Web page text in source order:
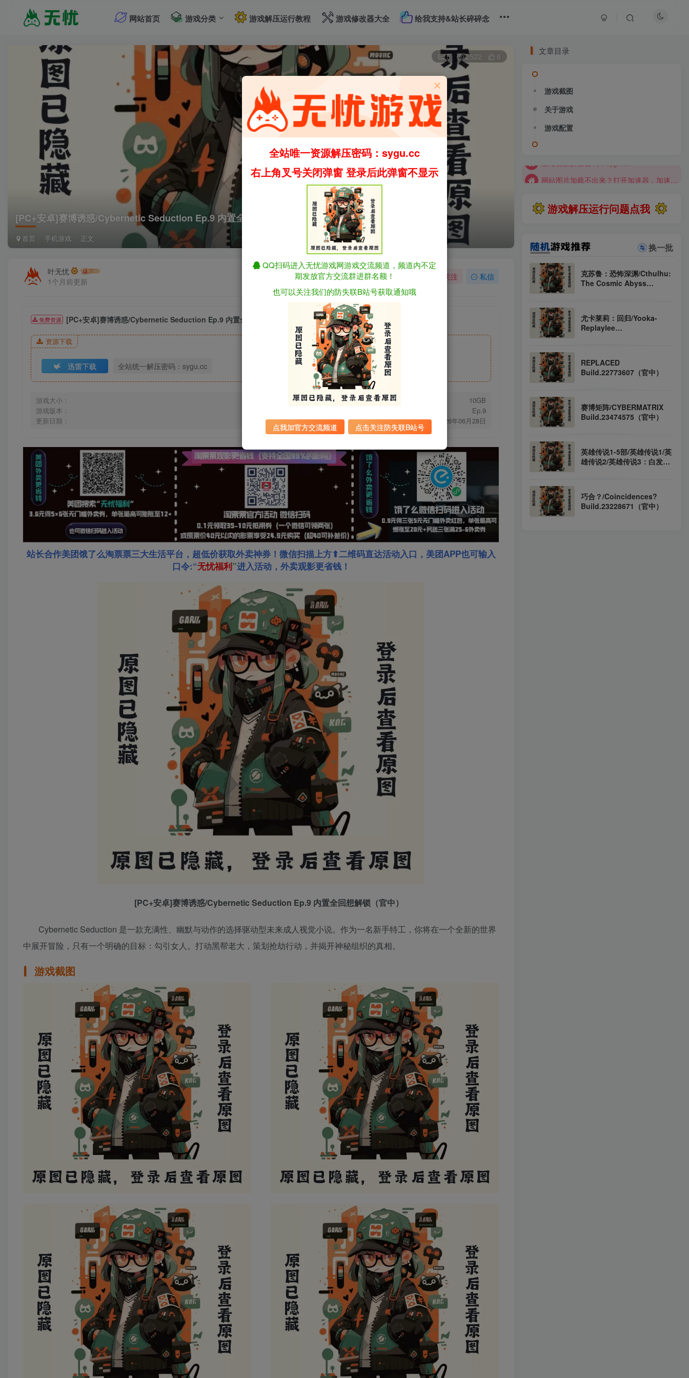
网站首页 游戏分类 游戏解压运行教程 游戏修改器大全 给我支持&站长碎碎念
[PC+安卓]赛博诱惑/Cybernetic Seduction Ep.9 内置全回想解锁（官中）
首页 手机游戏 正文
5 2522 6
叶无忧
1个月前更新
关注 私信
免费资源 [PC+安卓]赛博诱惑/Cybernetic Seduction Ep.9 内置全回想解锁（官中）
资源下载
迅雷下载 全站统一解压密码：sygu.cc
游戏大小：
10GB
游戏版本：
Ep.9
更新日期：
2026年06月28日
站长合作美团饿了么淘票票三大生活平台，超低价获取外卖神券！微信扫描上方⬆二维码直达活动入口，美团APP也可输入
口令:“无忧福利”进入活动，外卖观影更省钱！
[PC+安卓]赛博诱惑/Cybernetic Seduction Ep.9 内置全回想解锁（官中）
Cybernetic Seduction 是一款充满性、幽默与动作的选择驱动型未来成人视觉小说。作为一名新手特工，你将在一个全新的世界
中展开冒险，只有一个明确的目标：勾引女人。打动黑帮老大，策划抢劫行动，并揭开神秘组织的真相。
游戏截图
文章目录
游戏截图
关于游戏
游戏配置
求游戏、游戏补档、资源反馈请去网站首页更新征集留言，其他界面响应不及时
全站资源解压密码：sygu.cc
游戏解压运行问题点我
换一批
克苏鲁：恐怖深渊/Cthulhu:
The Cosmic Abyss
尤卡莱莉：回归/Yooka-
Replaylee
REPLACED
Build.22773607（官中）
赛博矩阵/CYBERMATRIX
Build.23474575（官中）
英雄传说1-5部/英雄传说1/英
雄传说2/英雄传说3：白发魔
White Witch/英雄传说4：朱
红之泪 The Legend of
Heroes IV: A Tear of
巧合？/Coincidences?
Build.23228671（官中）
全站唯一资源解压密码：sygu.cc
右上角叉号关闭弹窗 登录后此弹窗不显示
QQ扫码进入无忧游戏网游戏交流频道，频道内不定
期发放官方交流群进群名额！
也可以关注我们的防失联B站号获取通知哦
点我加官方交流频道 点击关注防失联B站号